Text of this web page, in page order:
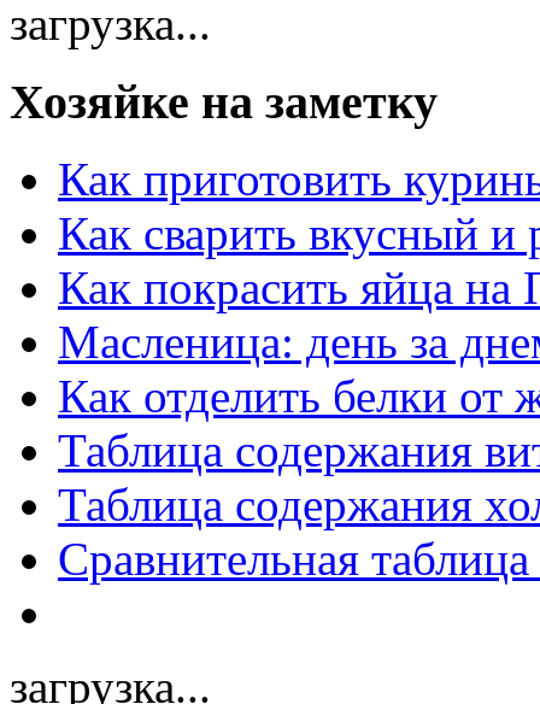
загрузка...
Хозяйке на заметку
Как приготовить
Как сварить вкусный и
Как покрасить яйца на
Масленица: день за
Как отделить белки от
Таблица содержания
Таблица содержания
Сравнительная
загрузка...